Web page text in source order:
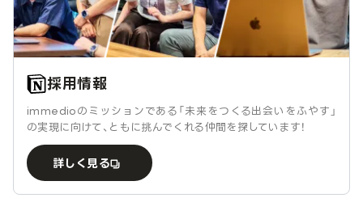
採用情報
immedioのミッションである「未来をつくる出会いをふやす」
の実現に向けて、ともに挑んでくれる仲間を探しています！
詳しく見る